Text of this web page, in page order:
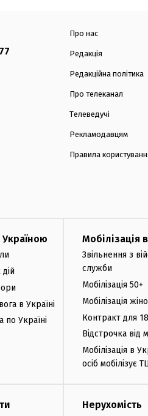
Про нас
Редакція
Редакційна політика
Про телеканал
Телеведучі
Рекламодавцям
Правила
Україною
в Україні
по Україні
Мобілізація
Звільнення з
служби
Мобілізація 50+
Мобілізація
Контракт для
Відстрочка від
Мобілізація в
осіб мобілізує
Нерухомість